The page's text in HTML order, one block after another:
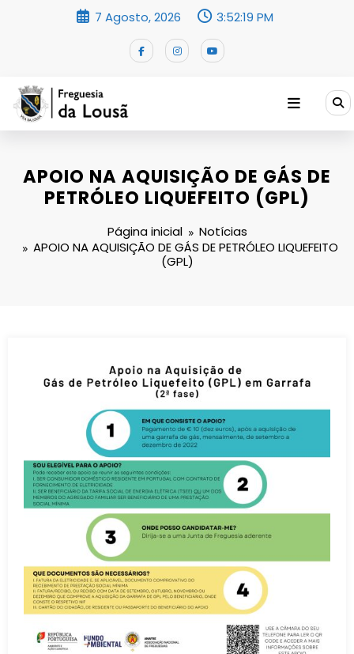
7 Agosto, 2026 3:52:19 PM
APOIO NA AQUISIÇÃO DE GÁS DE
PETRÓLEO LIQUEFEITO (GPL)
Página inicial
Notícias
APOIO NA AQUISIÇÃO DE GÁS DE PETRÓLEO LIQUEFEITO
(GPL)